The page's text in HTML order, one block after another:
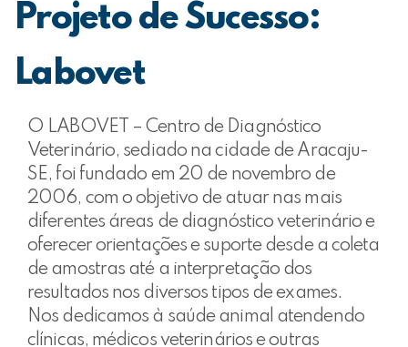
Projeto de Sucesso:
Labovet
O LABOVET – Centro de Diagnóstico
Veterinário, sediado na cidade de Aracaju-
SE, foi fundado em 20 de novembro de
2006, com o objetivo de atuar nas mais
diferentes áreas de diagnóstico veterinário e
oferecer orientações e suporte desde a coleta
de amostras até a interpretação dos
resultados nos diversos tipos de exames.
Nos dedicamos à saúde animal atendendo
clínicas, médicos veterinários e outras